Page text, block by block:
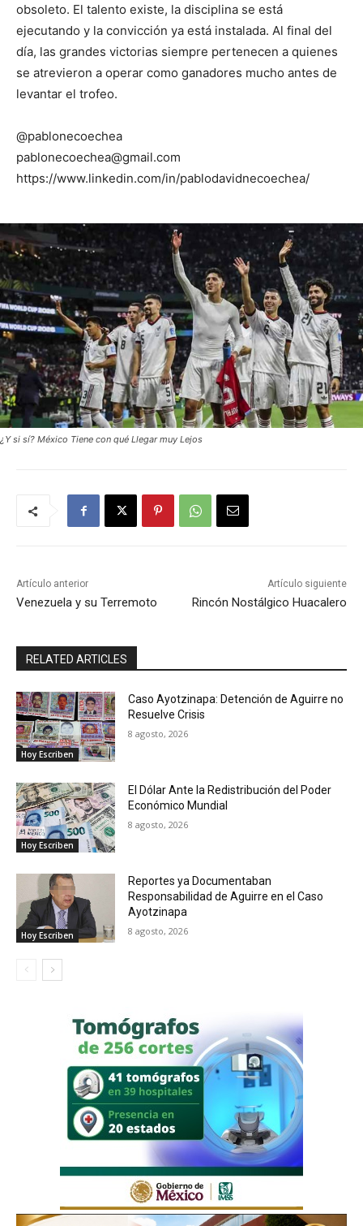
obsoleto. El talento existe, la disciplina se está
ejecutando y la convicción ya está instalada. Al final del
día, las grandes victorias siempre pertenecen a quienes
se atrevieron a operar como ganadores mucho antes de
levantar el trofeo.
@pablonecoechea
pablonecoechea@gmail.com
https://www.linkedin.com/in/pablodavidnecoechea/
¿Y si sí? México Tiene con qué Llegar muy Lejos
Artículo anterior
Venezuela y su Terremoto
Artículo siguiente
Rincón Nostálgico Huacalero
RELATED ARTICLES
Hoy Escriben
Caso Ayotzinapa: Detención de Aguirre no
Resuelve Crisis
8 agosto, 2026
Hoy Escriben
El Dólar Ante la Redistribución del Poder
Económico Mundial
8 agosto, 2026
Hoy Escriben
Reportes ya Documentaban
Responsabilidad de Aguirre en el Caso
Ayotzinapa
8 agosto, 2026